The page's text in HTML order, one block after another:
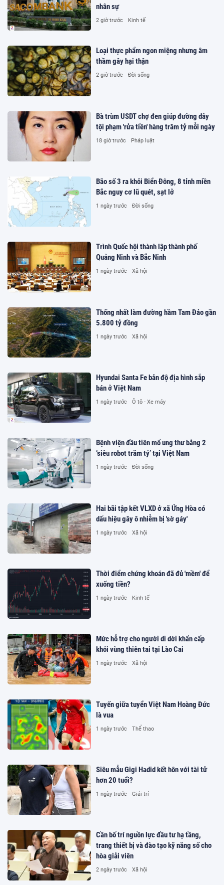
nhân sự
2 giờ trước Kinh tế
Loại thực phẩm ngon miệng nhưng âm
thầm gây hại thận
2 giờ trước Đời sống
Bà trùm USDT chợ đen giúp đường dây
tội phạm 'rửa tiền' hàng trăm tỷ mỗi ngày
18 giờ trước Pháp luật
Bão số 3 ra khỏi Biển Đông, 8 tỉnh miền
Bắc nguy cơ lũ quét, sạt lở
1 ngày trước Đời sống
Trình Quốc hội thành lập thành phố
Quảng Ninh và Bắc Ninh
1 ngày trước Xã hội
Thống nhất làm đường hầm Tam Đảo gần
5.800 tỷ đồng
1 ngày trước Xã hội
Hyundai Santa Fe bản độ địa hình sắp
bán ở Việt Nam
1 ngày trước Ô tô - Xe máy
Bệnh viện đầu tiên mổ ung thư bằng 2
‘siêu robot trăm tỷ’ tại Việt Nam
1 ngày trước Đời sống
Hai bãi tập kết VLXD ở xã Ứng Hòa có
dấu hiệu gây ô nhiễm bị 'sờ gáy'
1 ngày trước Xã hội
Thời điểm chứng khoán đã đủ 'mềm' để
xuống tiền?
1 ngày trước Kinh tế
Mức hỗ trợ cho người di dời khẩn cấp
khỏi vùng thiên tai tại Lào Cai
1 ngày trước Xã hội
Tuyến giữa tuyển Việt Nam Hoàng Đức
là vua
1 ngày trước Thể thao
Siêu mẫu Gigi Hadid kết hôn với tài tử
hơn 20 tuổi?
1 ngày trước Giải trí
Cần bố trí nguồn lực đầu tư hạ tầng,
trang thiết bị và đào tạo kỹ năng số cho
hòa giải viên
2 ngày trước Xã hội